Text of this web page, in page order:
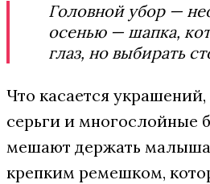
Головной убор —
осенью — шапка,
глаз, но выбирать
Что касается
серьги и многослойные
мешают держать малыша
крепким ремешком,